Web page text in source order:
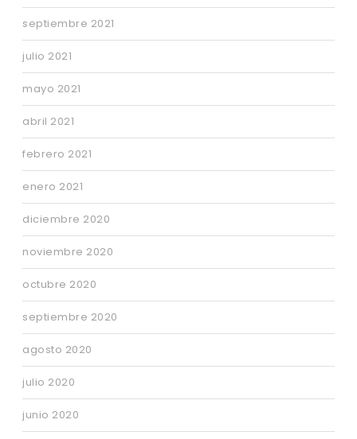
septiembre 2021
julio 2021
mayo 2021
abril 2021
febrero 2021
enero 2021
diciembre 2020
noviembre 2020
octubre 2020
septiembre 2020
agosto 2020
julio 2020
junio 2020